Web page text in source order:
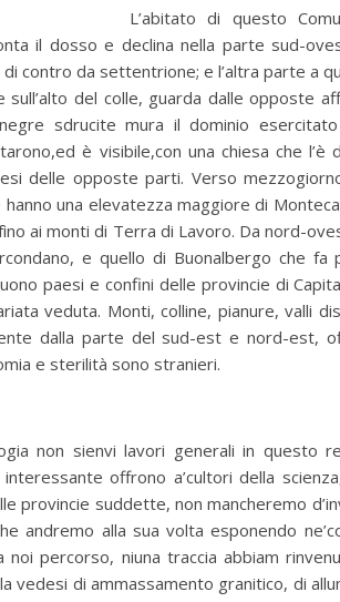
L’abitato di questo
il dosso e declina nella parte sud-
di contro da settentrione; e l’altra parte a
del colle, guarda dalle opposte
sdrucite mura il dominio
è visibile,con una chiesa che l’è
delle opposte parti. Verso
una elevatezza maggiore di
ai monti di Terra di Lavoro. Da nord-
e quello di Buonalbergo che fa
paesi e confini delle provincie di
veduta. Monti, colline, pianure, valli
dalla parte del sud-est e nord-est,
e sterilità sono stranieri.
non sienvi lavori generali in questo
offrono a’cultori della
provincie suddette, non mancheremo
andremo alla sua volta esponendo
noi percorso, niuna traccia abbiam
vedesi di ammassamento granitico, di